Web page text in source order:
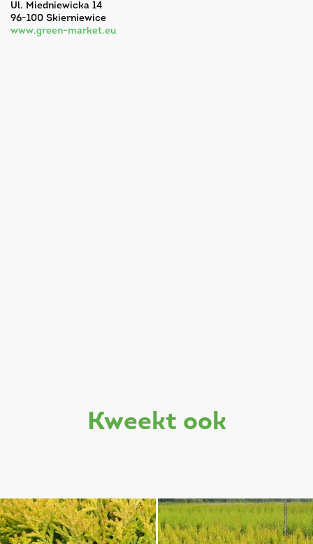
ul. Miedniewicka 14
96-100 Skierniewice
www.green-market.eu
kweekt ook